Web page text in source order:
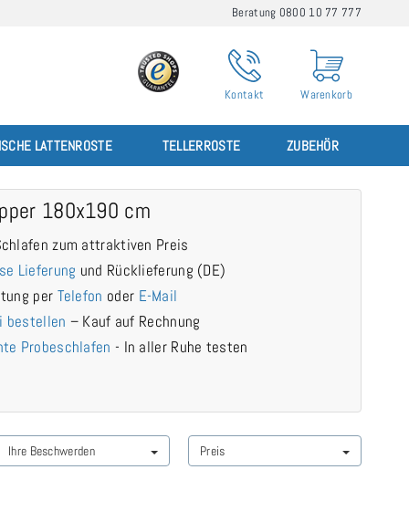
Beratung 0800 10 77 777
Kontakt Warenkorb
LATTENROSTE TELLERROSTE ZUBEHÖR
180x190 cm
zum attraktiven Preis
Lieferung und Rücklieferung (DE)
per Telefon oder E-Mail
bestellen – Kauf auf Rechnung
Probeschlafen - In aller Ruhe testen
Ihre Beschwerden Preis